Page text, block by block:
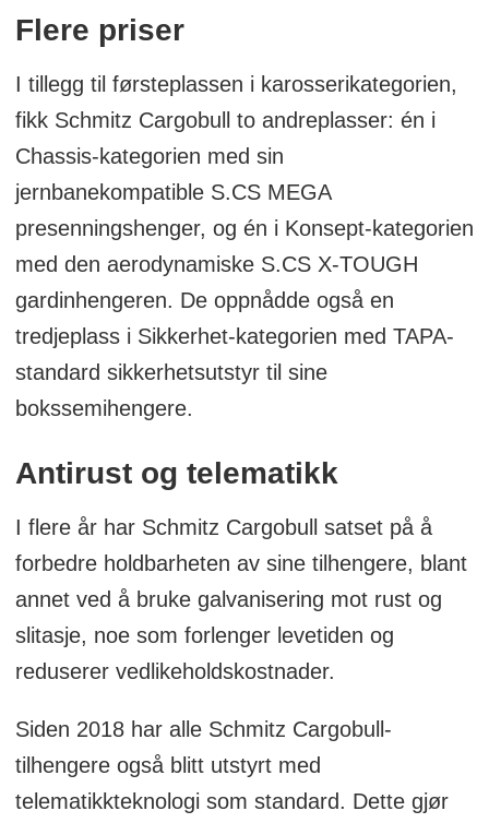
Shcmitz.
Flere priser
I tillegg til førsteplassen i karosserikategorien,
fikk Schmitz Cargobull to andreplasser: én i
Chassis-kategorien med sin
jernbanekompatible S.CS MEGA
presenningshenger, og én i Konsept-kategorien
med den aerodynamiske S.CS X-TOUGH
gardinhengeren. De oppnådde også en
tredjeplass i Sikkerhet-kategorien med TAPA-
standard sikkerhetsutstyr til sine
bokssemihengere.
Antirust og telematikk
I flere år har Schmitz Cargobull satset på å
forbedre holdbarheten av sine tilhengere, blant
annet ved å bruke galvanisering mot rust og
slitasje, noe som forlenger levetiden og
reduserer vedlikeholdskostnader.
Siden 2018 har alle Schmitz Cargobull-
tilhengere også blitt utstyrt med
telematikkteknologi som standard. Dette gjør